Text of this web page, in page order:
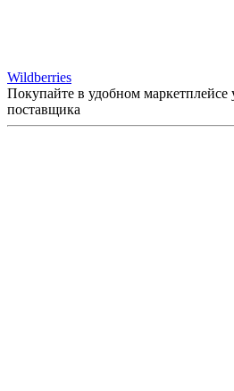
Wildberries
Покупайте в удобном маркетплейсе
поставщика